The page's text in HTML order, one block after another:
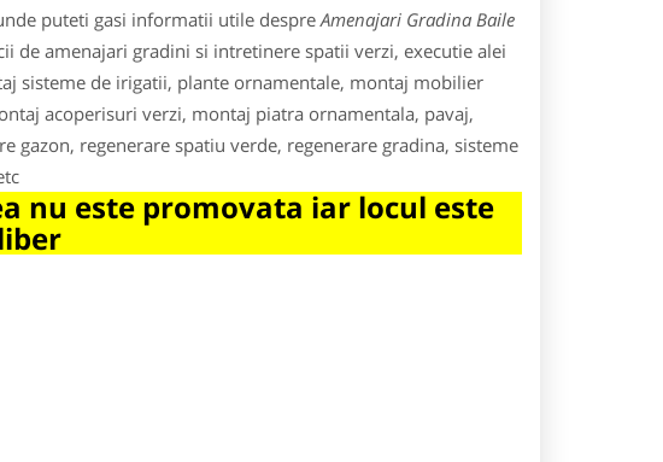
puteti gasi informatii utile despreAmenajari Gradina Baile
de amenajari gradini si intretinere spatii verzi, executie alei
sisteme de irigatii, plante ornamentale, montaj mobilier
acoperisuri verzi, montaj piatra ornamentala, pavaj,
gazon, regenerare spatiu verde, regenerare gradina, sisteme
nu este promovata iar locul este